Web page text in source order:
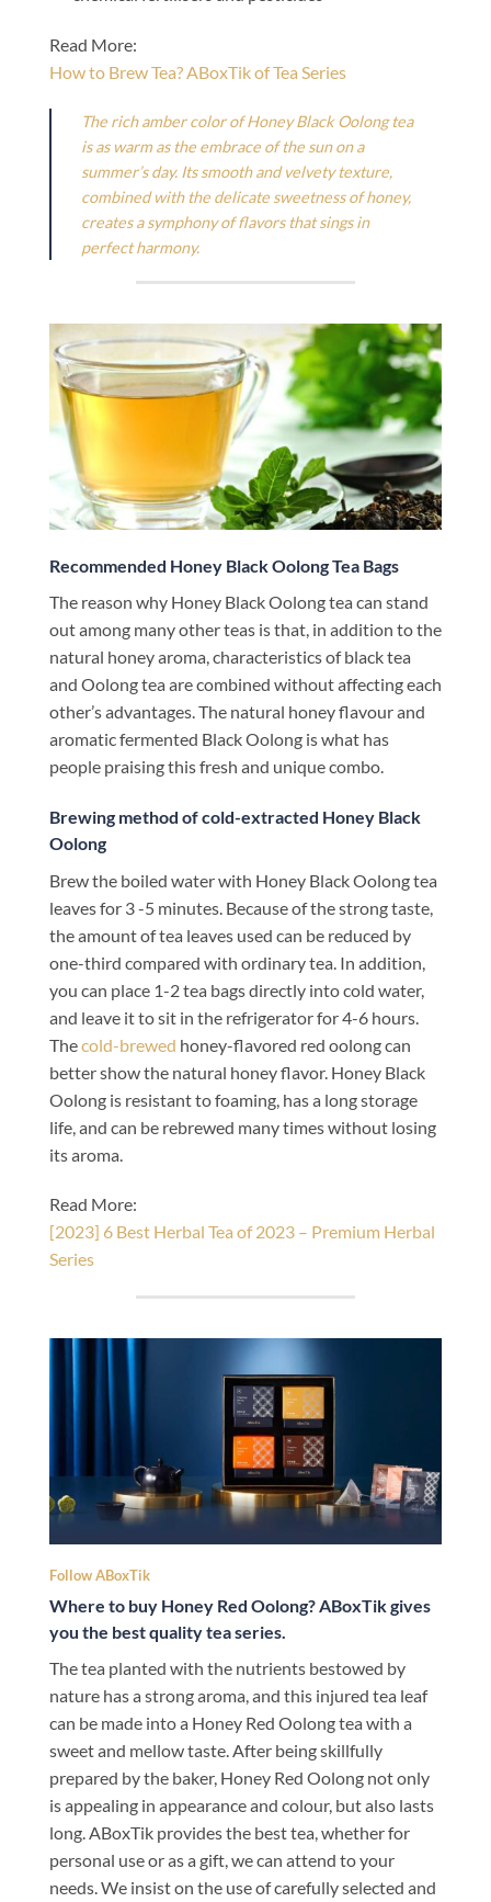
Read More:
How to Brew Tea? ABoxTik of Tea Series
The rich amber color of Honey Black Oolong tea
is as warm as the embrace of the sun on a
summer’s day. Its smooth and velvety texture,
combined with the delicate sweetness of honey,
creates a symphony of flavors that sings in
perfect harmony.
Recommended Honey Black Oolong Tea Bags
The reason why Honey Black Oolong tea can stand
out among many other teas is that, in addition to the
natural honey aroma, characteristics of black tea
and Oolong tea are combined without affecting each
other’s advantages. The natural honey flavour and
aromatic fermented Black Oolong is what has
people praising this fresh and unique combo.
Brewing method of cold-extracted Honey Black
Oolong
Brew the boiled water with Honey Black Oolong tea
leaves for 3 -5 minutes. Because of the strong taste,
the amount of tea leaves used can be reduced by
one-third compared with ordinary tea. In addition,
you can place 1-2 tea bags directly into cold water,
and leave it to sit in the refrigerator for 4-6 hours.
Thecold-brewed honey-flavored red oolong can
better show the natural honey flavor. Honey Black
Oolong is resistant to foaming, has a long storage
life, and can be rebrewed many times without losing
its aroma.
Read More:
[2023] 6 Best Herbal Tea of 2023 – Premium Herbal
Series
Follow ABoxTik
Where to buy Honey Red Oolong? ABoxTik gives
you the best quality tea series.
The tea planted with the nutrients bestowed by
nature has a strong aroma, and this injured tea leaf
can be made into a Honey Red Oolong tea with a
sweet and mellow taste. After being skillfully
prepared by the baker, Honey Red Oolong not only
is appealing in appearance and colour, but also lasts
long. ABoxTik provides the best tea, whether for
personal use or as a gift, we can attend to your
needs. We insist on the use of carefully selected and